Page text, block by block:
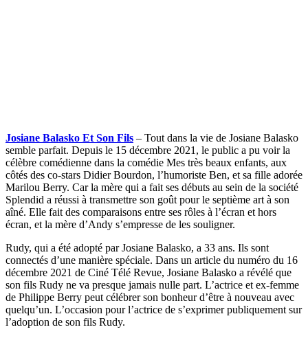
Josiane Balasko Et Son Fils – Tout dans la vie de Josiane Balasko
semble parfait. Depuis le 15 décembre 2021, le public a pu voir la
célèbre comédienne dans la comédie Mes très beaux enfants, aux
côtés des co-stars Didier Bourdon, l’humoriste Ben, et sa fille adorée
Marilou Berry. Car la mère qui a fait ses débuts au sein de la société
Splendid a réussi à transmettre son goût pour le septième art à son
aîné. Elle fait des comparaisons entre ses rôles à l’écran et hors
écran, et la mère d’Andy s’empresse de les souligner.
Rudy, qui a été adopté par Josiane Balasko, a 33 ans. Ils sont
connectés d’une manière spéciale. Dans un article du numéro du 16
décembre 2021 de Ciné Télé Revue, Josiane Balasko a révélé que
son fils Rudy ne va presque jamais nulle part. L’actrice et ex-femme
de Philippe Berry peut célébrer son bonheur d’être à nouveau avec
quelqu’un. L’occasion pour l’actrice de s’exprimer publiquement sur
l’adoption de son fils Rudy.